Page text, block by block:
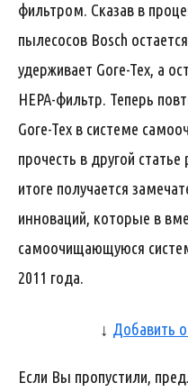
фильтром. Сказав в
пылесосов Bosch
удерживает Gore-Tex, а
HEPA-фильтр. Теперь
Gore-Tex в системе
прочесть в другой статье
итоге получается
инноваций, которые в
самоочищающуюся
2011 года.
↓ Добавить
Если Вы пропустили,